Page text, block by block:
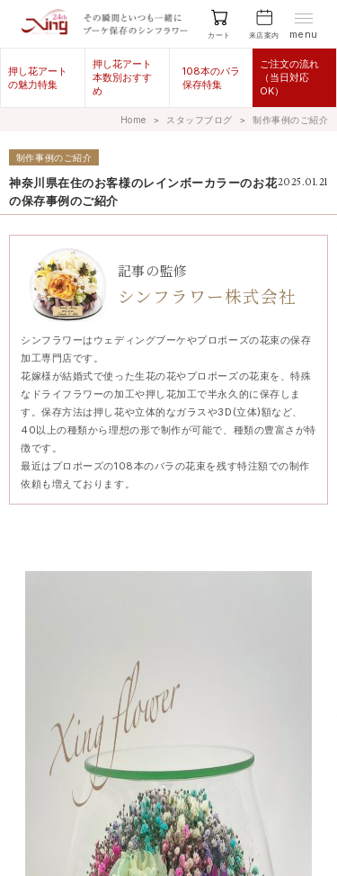
カート 来店案内 menu
押し花アート
の魅力特集
押し花アート
本数別おすす
め
108本のバラ
保存特集
ご注文の流れ
（当日対応
OK）
Home ＞ スタッフブログ ＞ 制作事例のご紹介
制作事例のご紹介
2025.01.21
神奈川県在住のお客様のレインボーカラーのお花
の保存事例のご紹介
記事の監修
シンフラワー株式会社
シンフラワーはウェディングブーケやプロポーズの花束の保存
加工専門店です。
花嫁様が結婚式で使った生花の花やプロポーズの花束を、特殊
なドライフラワーの加工や押し花加工で半永久的に保存しま
す。保存方法は押し花や立体的なガラスや3D(立体)額など、
40以上の種類から理想の形で制作が可能で、種類の豊富さが特
徴です。
最近はプロポーズの108本のバラの花束を残す特注額での制作
依頼も増えております。